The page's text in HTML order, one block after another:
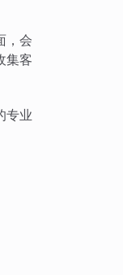
，会
集客
专业